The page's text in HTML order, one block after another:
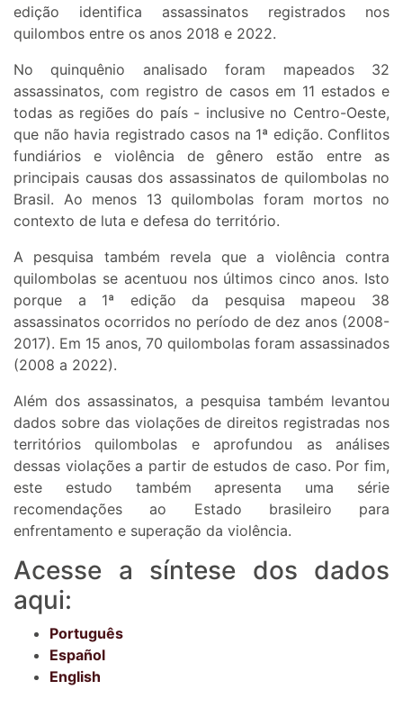
edição identifica assassinatos registrados nos
quilombos entre os anos 2018 e 2022.
No quinquênio analisado foram mapeados 32
assassinatos, com registro de casos em 11 estados e
todas as regiões do país - inclusive no Centro-Oeste,
que não havia registrado casos na 1ª edição. Conflitos
fundiários e violência de gênero estão entre as
principais causas dos assassinatos de quilombolas no
Brasil. Ao menos 13 quilombolas foram mortos no
contexto de luta e defesa do território.
A pesquisa também revela que a violência contra
quilombolas se acentuou nos últimos cinco anos. Isto
porque a 1ª edição da pesquisa mapeou 38
assassinatos ocorridos no período de dez anos (2008-
2017). Em 15 anos, 70 quilombolas foram assassinados
(2008 a 2022).
Além dos assassinatos, a pesquisa também levantou
dados sobre das violações de direitos registradas nos
territórios quilombolas e aprofundou as análises
dessas violações a partir de estudos de caso. Por fim,
este estudo também apresenta uma série
recomendações ao Estado brasileiro para
enfrentamento e superação da violência.
Acesse a síntese dos dados
aqui:
Português
Español
English